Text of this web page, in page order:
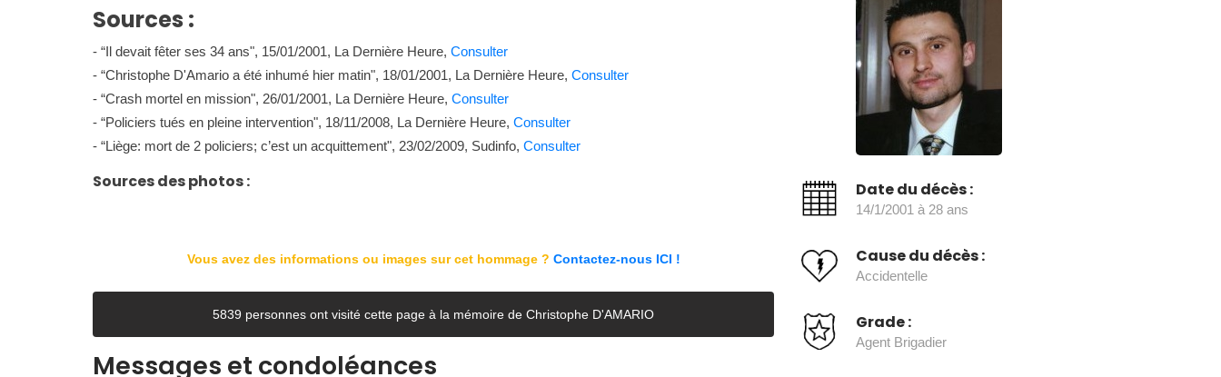
Sources :
- “Il devait fêter ses 34 ans", 15/01/2001, La Dernière Heure, Consulter
- “Christophe D'Amario a été inhumé hier matin", 18/01/2001, La Dernière Heure, Consulter
- “Crash mortel en mission", 26/01/2001, La Dernière Heure, Consulter
- “Policiers tués en pleine intervention", 18/11/2008, La Dernière Heure, Consulter
- “Liège: mort de 2 policiers; c’est un acquittement", 23/02/2009, Sudinfo, Consulter
Sources des photos :
Vous avez des informations ou images sur cet hommage ? Contactez-nous ICI !
5839 personnes ont visité cette page à la mémoire de Christophe D'AMARIO
Messages et condoléances
Date du décès :
14/1/2001 à 28 ans
Cause du décès :
Accidentelle
Grade :
Agent Brigadier